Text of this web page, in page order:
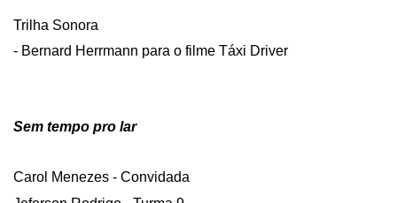
Trilha Sonora
- Bernard Herrmann para o filme Táxi Driver
Sem tempo pro lar
Carol Menezes - Convidada